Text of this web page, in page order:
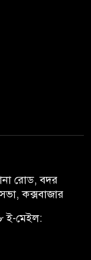
রোড, বদর
কক্সবাজার
ই-মেইল: